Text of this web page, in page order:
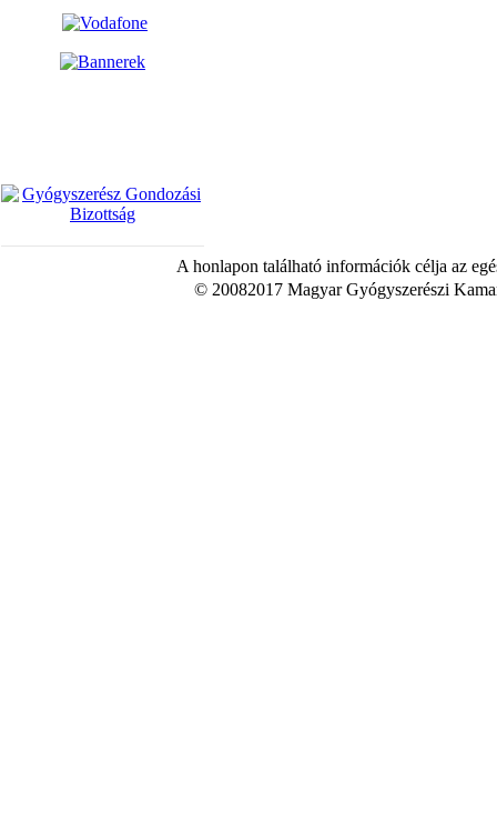
A honlapon található információk célja az
© 20082017 Magyar Gyógyszerészi